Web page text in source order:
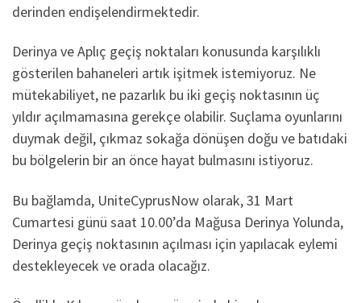
derinden endişelendirmektedir.
Derinya ve Aplıç geçiş noktaları konusunda karşılıklı
gösterilen bahaneleri artık işitmek istemiyoruz. Ne
mütekabiliyet, ne pazarlık bu iki geçiş noktasının üç
yıldır açılmamasına gerekçe olabilir. Suçlama oyunlarını
duymak değil, çıkmaz sokağa dönüşen doğu ve batıdaki
bu bölgelerin bir an önce hayat bulmasını istiyoruz.
Bu bağlamda, UniteCyprusNow olarak, 31 Mart
Cumartesi günü saat 10.00’da Mağusa Derinya Yolunda,
Derinya geçiş noktasının açılması için yapılacak eylemi
destekleyecek ve orada olacağız.